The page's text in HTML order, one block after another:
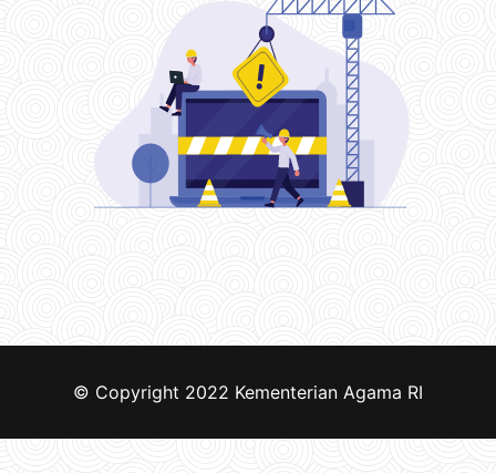
© Copyright 2022 Kementerian Agama RI